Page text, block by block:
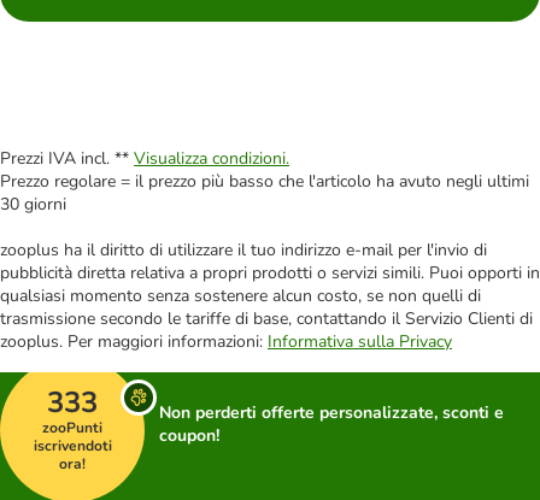
Prezzi IVA incl. ** Visualizza condizioni.
Prezzo regolare = il prezzo più basso che l'articolo ha avuto negli ultimi
30 giorni
zooplus ha il diritto di utilizzare il tuo indirizzo e-mail per l'invio di
pubblicità diretta relativa a propri prodotti o servizi simili. Puoi opporti in
qualsiasi momento senza sostenere alcun costo, se non quelli di
trasmissione secondo le tariffe di base, contattando il Servizio Clienti di
zooplus. Per maggiori informazioni: Informativa sulla Privacy
333
zooPunti
iscrivendoti
ora!
Non perderti offerte personalizzate, sconti e
coupon!